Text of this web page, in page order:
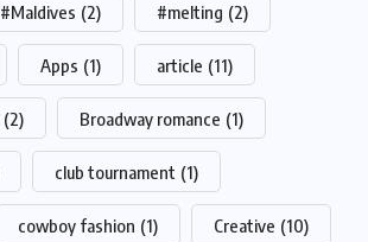
#Maldives (2) #melting (2)
Apps (1) article (11)
(2) Broadway romance (1)
club tournament (1)
cowboy fashion (1) Creative (10)